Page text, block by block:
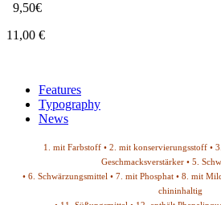
9,50€
11,00 €
Features
Typography
News
1. mit Farbstoff • 2. mit konservierungsstoff •
Geschmacksverstärker • 5.
• 6. Schwärzungsmittel • 7. mit Phosphat • 8. mit
chininhaltig